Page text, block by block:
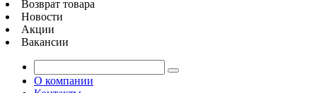
Возврат товара
Новости
Акции
Вакансии
О компании